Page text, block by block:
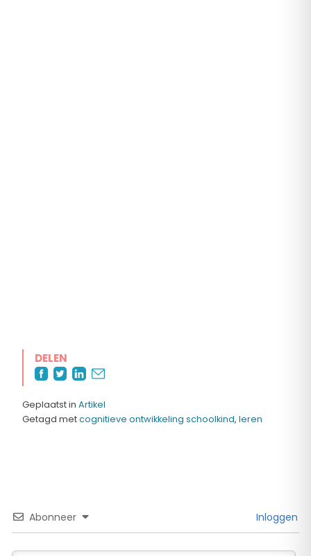
DELEN
Geplaatst in Artikel
Getagd metcognitieve ontwikkeling schoolkind, leren
Abonneer Inloggen